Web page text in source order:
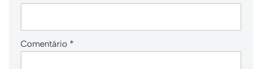
Comentário *